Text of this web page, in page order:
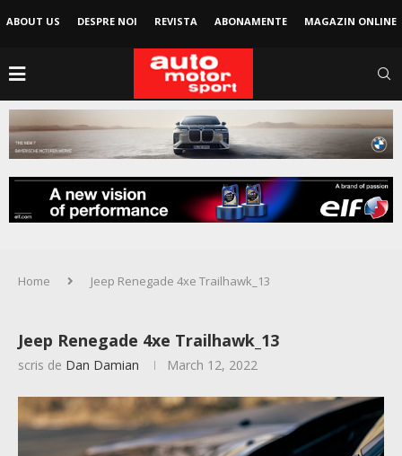
ABOUT US DESPRE NOI REVISTA ABONAMENTE MAGAZIN ONLINE
Home Jeep Renegade 4xe Trailhawk_13
Jeep Renegade 4xe Trailhawk_13
scris de Dan Damian March 12, 2022